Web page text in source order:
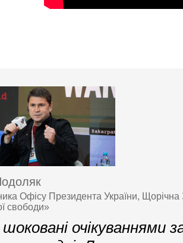
Офісу Президента України, Щорічна
свободи»
очікуваннями